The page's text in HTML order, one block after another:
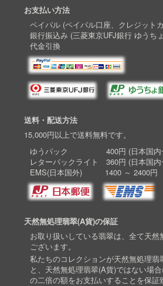
お支払い方法
ペイパル (ペイパル口座、クレジット
銀行振込み (三菱東京UFJ銀行 ゆうち
代金引換
送料・配送方法
15,000円以上で送料無料です。
ゆうパック 400円 (日本国内
レターパックライト 360円 (日本国内
EMS(日本国外) 1400 ～ 2400円
天然無処理翡翠(A貨)の保証
お取り扱いしている翡翠は、全て天然
ございます。
私たちのコレクションが天然無処理翡
と、天然無処理翡翠(A貨)ではない場
の二倍の額をお支払いすることを保証